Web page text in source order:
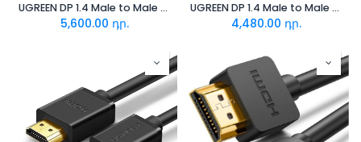
UGREEN DP 1.4 Male to Male Plastic Case Braided Cable 2m 80392
5,600.00 դր.
UGREEN DP 1.4 Male to Male Plastic Case Braided Cable 1m 80390
4,480.00 դր.